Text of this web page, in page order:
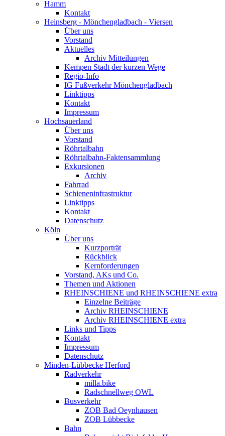
Hamm
Kontakt
Heinsberg - Mönchengladbach - Viersen
Über uns
Vorstand
Aktuelles
Archiv Mitteilungen
Kempen Stadt der kurzen Wege
Regio-Info
IG Fußverkehr Mönchengladbach
Linktipps
Kontakt
Impressum
Hochsauerland
Über uns
Vorstand
Röhrtalbahn
Röhrtalbahn-Faktensammlung
Exkursionen
Archiv
Fahrrad
Schieneninfrastruktur
Linktipps
Kontakt
Datenschutz
Köln
Über uns
Kurzporträt
Rückblick
Kernforderungen
Vorstand, AKs und Co.
Themen und Aktionen
RHEINSCHIENE und RHEINSCHIENE extra
Einzelne Beiträge
Archiv RHEINSCHIENE
Archiv RHEINSCHIENE extra
Links und Tipps
Kontakt
Impressum
Datenschutz
Minden-Lübbecke Herford
Radverkehr
milla.bike
Radschnellweg OWL
Busverkehr
ZOB Bad Oeynhausen
ZOB Lübbecke
Bahn